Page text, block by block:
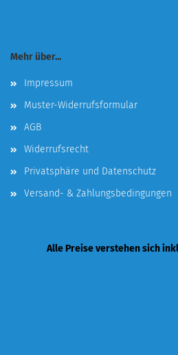
Mehr über...
Impressum
Muster-Widerrufsformular
AGB
Widerrufsrecht
Privatsphäre und Datenschutz
Versand- & Zahlungsbedingungen
Alle Preise verstehen sich